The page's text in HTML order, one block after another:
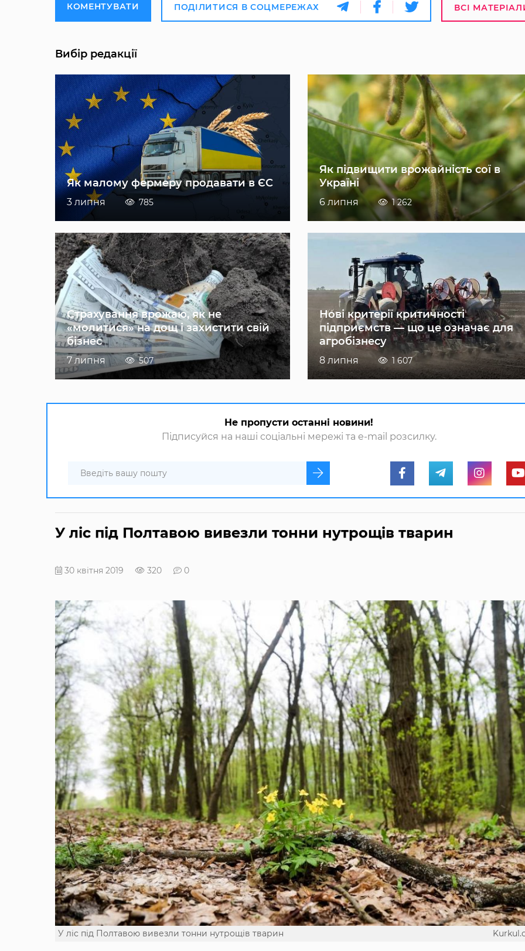
КОМЕНТУВАТИ ПОДІЛИТИСЯ В СОЦМЕРЕЖАХ ВСІ
Вибір редакції
Як малому фермеру продавати в ЄС
3 липня 785
Як підвищити врожайність сої в
Україні
6 липня 1 262
Страхування врожаю, як не
«молитися» на дощ і захистити свій
бізнес
7 липня 507
Нові критерії критичності
підприємств — що це означає для
агробізнесу
8 липня 1 607
Не пропусти останні новини!
Підписуйся на наші соціальні мережі та e-mail розсилку.
У ліс під Полтавою вивезли тонни нутрощів тварин
30 квітня 2019 320 0
У ліс під Полтавою вивезли тонни нутрощів тварин